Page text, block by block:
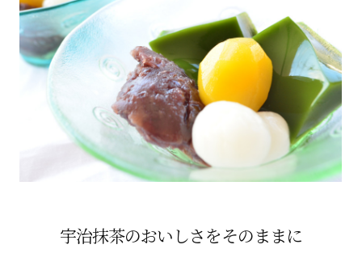
宇治抹茶のおいしさをそのままに